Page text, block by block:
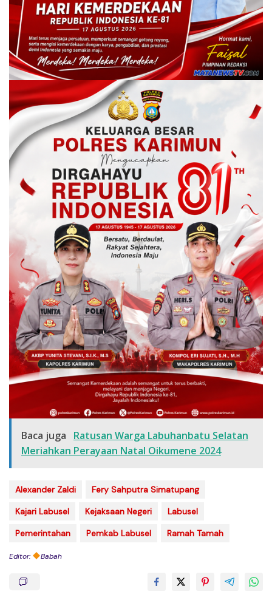
Baca juga
Ratusan Warga Labuhanbatu Selatan
Meriahkan Perayaan Natal Oikumene 2024
Alexander Zaldi
Fery Sahputra Simatupang
Kajari Labusel
Kejaksaan Negeri
Labusel
Pemerintahan
Pemkab Labusel Ramah Tamah
Editor: Babah